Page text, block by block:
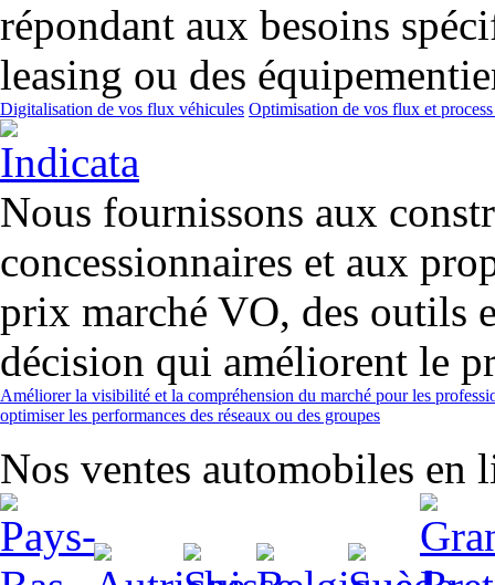
répondant aux besoins
leasing ou des
Digitalisation de vos flux véhicules Optimisation de vos flux et
Nous fournissons aux
concessionnaires et aux
prix marché VO, des outils
décision qui améliorent le
Améliorer la visibilité et la compréhension du marché pour les
optimiser les performances des réseaux ou des groupes
Nos ventes automobiles